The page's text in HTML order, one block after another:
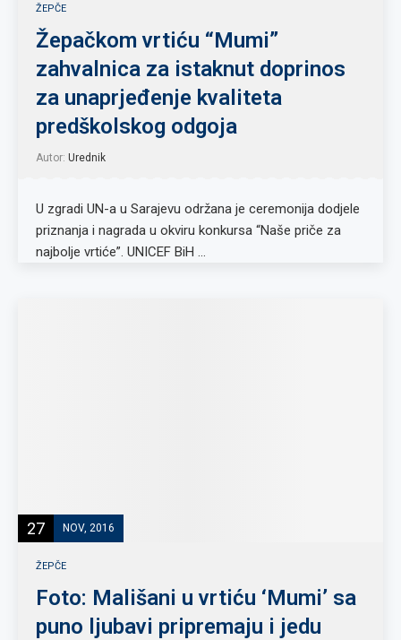
ŽEPČE
Žepačkom vrtiću “Mumi”
zahvalnica za istaknut doprinos
za unaprjeđenje kvaliteta
predškolskog odgoja
Autor: Urednik
U zgradi UN-a u Sarajevu održana je ceremonija dodjele
priznanja i nagrada u okviru konkursa “Naše priče za
najbolje vrtiće”. UNICEF BiH …
27 NOV, 2016
ŽEPČE
Foto: Mališani u vrtiću ‘Mumi’ sa
puno ljubavi pripremaju i jedu